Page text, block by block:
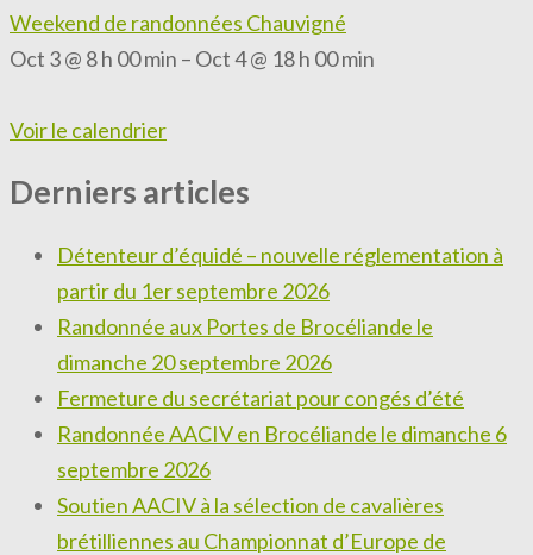
Weekend de randonnées Chauvigné
Oct 3 @ 8 h 00 min – Oct 4 @ 18 h 00 min
Voir le calendrier
Derniers articles
Détenteur d’équidé – nouvelle réglementation à
partir du 1er septembre 2026
Randonnée aux Portes de Brocéliande le
dimanche 20 septembre 2026
Fermeture du secrétariat pour congés d’été
Randonnée AACIV en Brocéliande le dimanche 6
septembre 2026
Soutien AACIV à la sélection de cavalières
brétilliennes au Championnat d’Europe de